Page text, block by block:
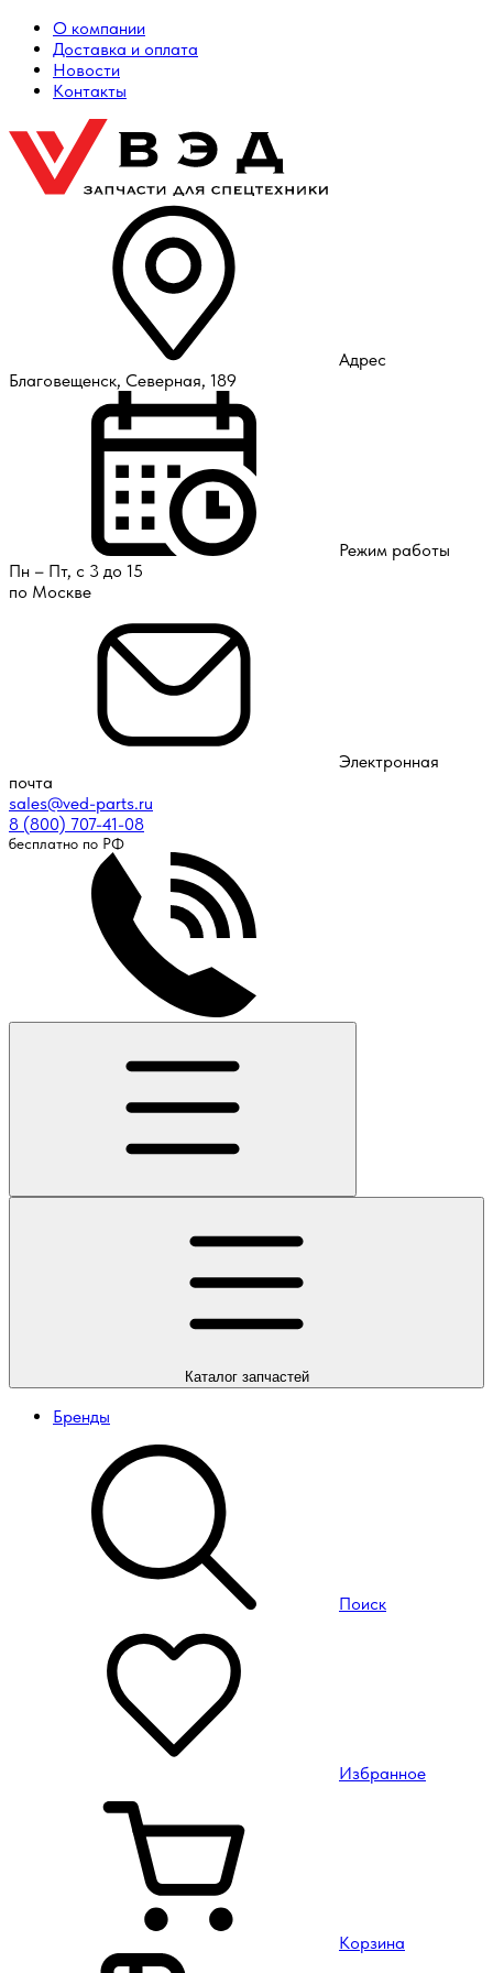
О компании
Доставка и оплата
Новости
Контакты
Адрес
Благовещенск, Северная, 189
Режим работы
Пн – Пт, с 3 до 15
по Москве
Электронная
почта
sales@ved-parts.ru
8 (800) 707-41-08
бесплатно по РФ
Каталогзапчастей
Бренды
Поиск
Избранное
Корзина